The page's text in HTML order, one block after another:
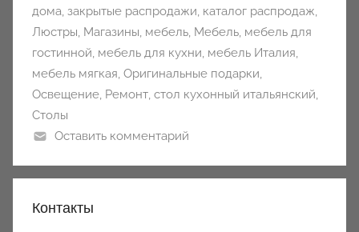
дома, закрытые распродажи, каталог распродаж,
Люстры, Магазины, мебель, Мебель, мебель для
гостинной, мебель для кухни, мебель Италия,
мебель мягкая, Оригинальные подарки,
Освещение, Ремонт, стол кухонный итальянский,
Столы
Оставить комментарий
Контакты